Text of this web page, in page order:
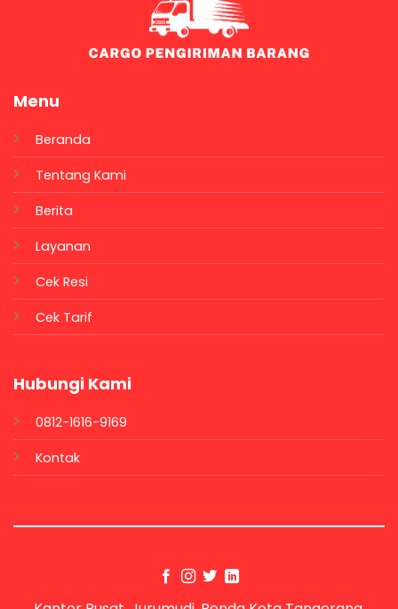
Menu
Beranda
Tentang Kami
Berita
Layanan
Cek Resi
Cek Tarif
Hubungi Kami
0812-1616-9169
Kontak